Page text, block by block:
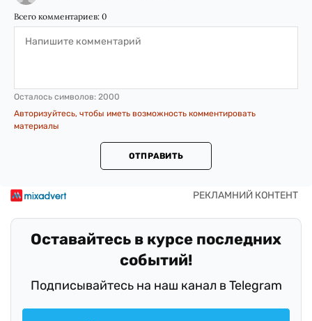
Всего комментариев: 0
Осталось символов: 2000
Авторизуйтесь, чтобы иметь возможность комментировать
материалы
ОТПРАВИТЬ
Оставайтесь в курсе последних
событий!
Подписывайтесь на наш канал в Telegram